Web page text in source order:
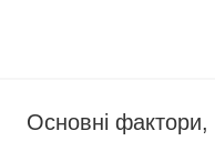
Основні фактори,